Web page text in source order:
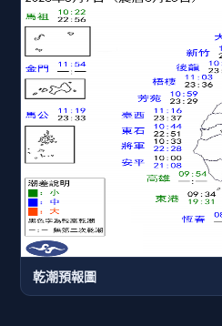
乾潮預報圖